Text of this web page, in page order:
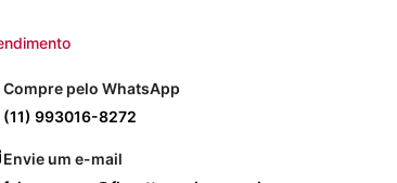
Compre pelo WhatsApp
(11) 993016-8272
Envie um e-mail